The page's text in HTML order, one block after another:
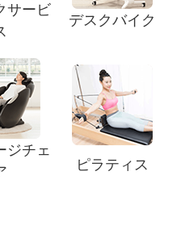
サービ
デスクバイク
ジチェ
ピラティス